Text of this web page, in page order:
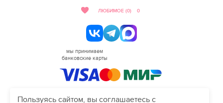
ЛЮБИМОЕ (0) 0
мы принимаем
банковские карты
Пользуясь сайтом, вы соглашаетесь с